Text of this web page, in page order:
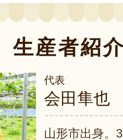
生産者紹
代表
会田隼也
山形市出身。